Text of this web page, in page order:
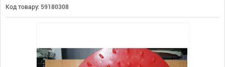
Код товару: 59180308